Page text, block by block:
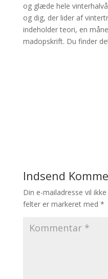
og glæde hele
og dig, der lider af
indeholder teori, en
madopskrift. Du finder
Indsend
Din e-mailadresse vil
felter er markeret med *